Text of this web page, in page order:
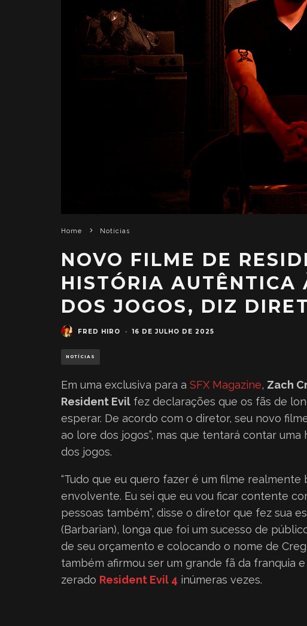
Home Notícias
NOVO FILME DE
HISTÓRIA AUTÊNTICA
DOS JOGOS, DIZ
FRED HIRO · 16 DE JULHO DE 2025
NOTÍCIAS
Em uma exclusiva para a SFX Magazine, Zach
Resident Evil fez declarações que os fãs de
esperar. De acordo com o diretor, seu novo
ao lore dos jogos”, mas que tentará contar
dos jogos.
“Tudo que eu quero fazer é um filme
envolvente. Eu sei que eu vou ficar contente
pessoas também”, disse o diretor que fez sua
(Barbarian), longa que foi um sucesso de
de seu orçamento e colocando o nome de
também afirmou ser um grande fã da franquia
zerado Resident Evil 4 inúmeras vezes.